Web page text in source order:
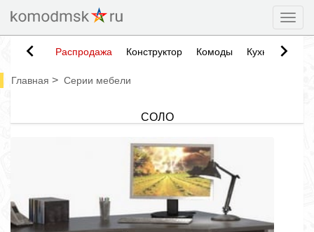
Распродажа Конструктор Комоды Кухни
Главная > Серии мебели
СОЛО